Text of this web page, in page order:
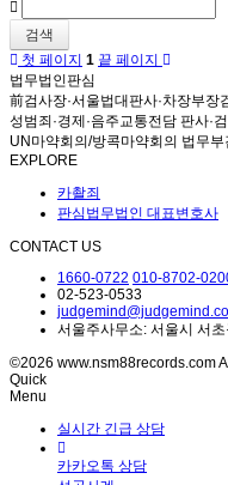
검색
첫 페이지 1 끝 페이지
법무법인판심
前검사장·서울법대판사·차장부장
성범죄·경제·음주교통전담 판사·
UN마약회의/방콕마약회의 법무
EXPLORE
카촬죄
판심법무법인 대표변호사
CONTACT US
1660-0722 010-8702-
02-523-0533
서울주사무소: 서울시 서
©2026 www.nsm88records.com
Quick
Menu
실시간 긴급 상담
카카오톡 상담